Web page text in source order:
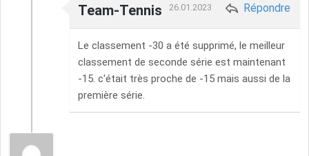
Team-Tennis 26.01.2023 Répondre
Le classement -30 a été supprimé, le meilleur
classement de seconde série est maintenant
-15. c'était très proche de -15 mais aussi de la
première série.